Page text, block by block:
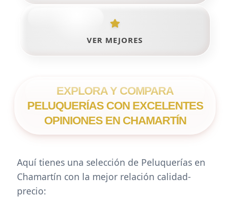
VER MEJORES
EXPLORA Y COMPARA
PELUQUERÍAS CON EXCELENTES
OPINIONES EN CHAMARTÍN
Aquí tienes una selección de Peluquerías en
Chamartín con la mejor relación calidad-
precio: